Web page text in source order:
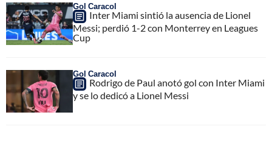
Gol Caracol
Inter Miami sintió la ausencia de Lionel
Messi; perdió 1-2 con Monterrey en Leagues
Cup
Gol Caracol
Rodrigo de Paul anotó gol con Inter Miami
y se lo dedicó a Lionel Messi